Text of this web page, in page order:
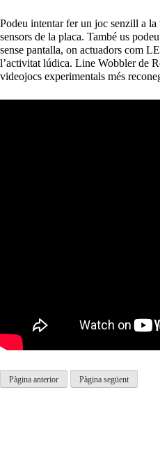
Podeu intentar fer un joc senzill a
sensors de la placa. També us
sense pantalla, on actuadors com
l’activitat lúdica. Line Wobbler de
videojocs experimentals més
Pàgina anterior Pàgina següent